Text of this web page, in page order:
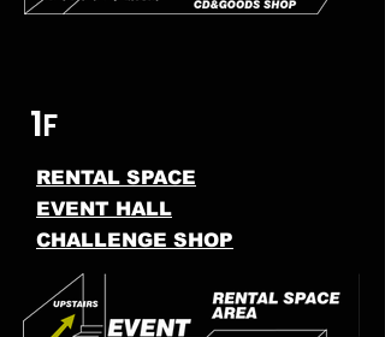
1F
RENTAL SPACE
EVENT HALL
CHALLENGE SHOP